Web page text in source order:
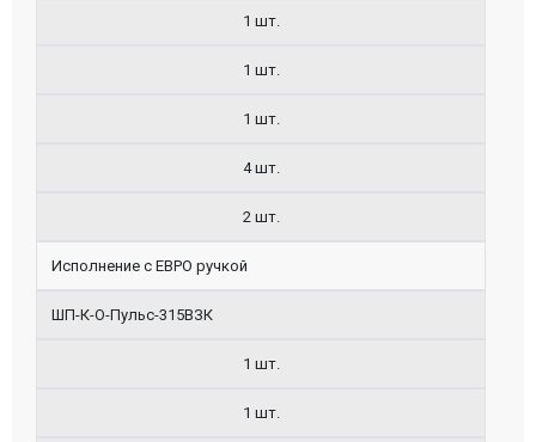
1 шт.
1 шт.
1 шт.
4 шт.
2 шт.
Исполнение с ЕВРО ручкой
ШП-К-О-Пульс-315ВЗК
1 шт.
1 шт.